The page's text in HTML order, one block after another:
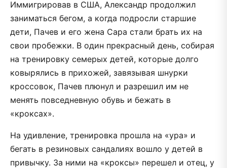
Иммигрировав в США, Александр продолжил
заниматься бегом, а когда подросли старшие
дети, Пачев и его жена Сара стали брать их на
свои пробежки. В один прекрасный день, собирая
на тренировку семерых детей, которые долго
ковырялись в прихожей, завязывая шнурки
кроссовок, Пачев плюнул и разрешил им не
менять повседневную обувь и бежать в
«кроксах».
На удивление, тренировка прошла на «ура» и
бегать в резиновых сандалиях вошло у детей в
привычку. За ними на «кроксы» перешел и отец, у